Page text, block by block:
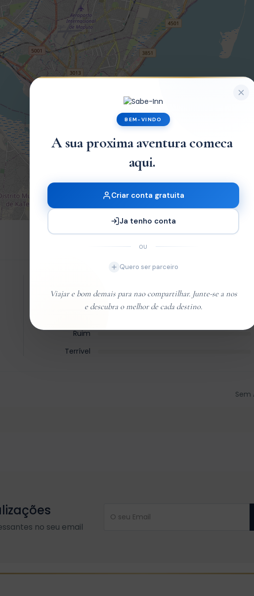
Very Good
Ruim
Terrível
Sem
no seu email
BEM-VINDO
A sua proxima aventura comeca
aqui.
Criar conta gratuita
Ja tenho conta
OU
Quero ser parceiro
Viajar e bom demais para nao compartilhar. Junte-se a nos
e descubra o melhor de cada destino.